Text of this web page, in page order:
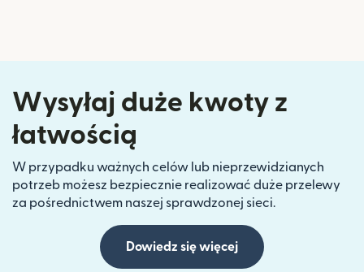
Wysyłaj duże kwoty z
łatwością
W przypadku ważnych celów lub nieprzewidzianych
potrzeb możesz bezpiecznie realizować duże przelewy
za pośrednictwem naszej sprawdzonej sieci.
Dowiedz się więcej